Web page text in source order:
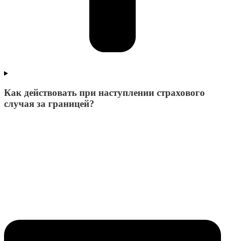
Как действовать при наступлении страхового
случая за границей?